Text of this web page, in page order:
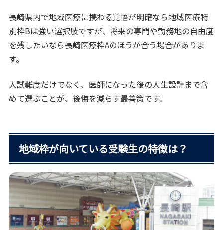
長崎県内で地域医療に携わる覚悟が明確なら地域医療特
別枠Bは強い選択肢ですが、将来の専門や勤務地の自由度
を残したいなら長崎医療枠Aのほうが合う場合がありま
す。
入試難度だけでなく、医師になった後の人生設計まで含
めて選ぶことが、後悔を減らす最善策です。
地域枠が向いている受験生の特徴は？